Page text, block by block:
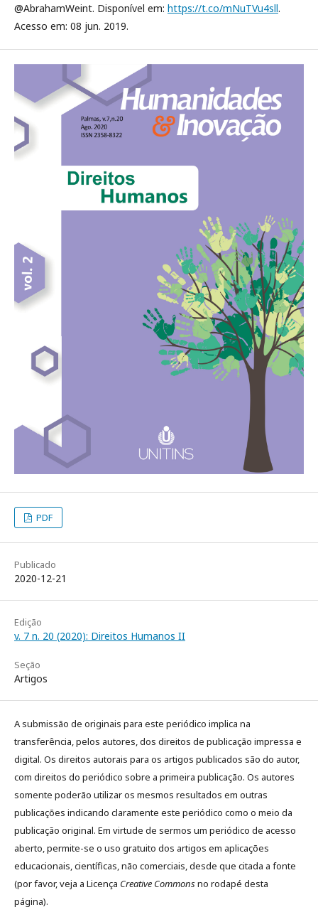
@AbrahamWeint. Disponível em: https://t.co/mNuTVu4sll.
Acesso em: 08 jun. 2019.
PDF
Publicado
2020-12-21
Edição
v. 7 n. 20 (2020): Direitos Humanos II
Seção
Artigos
A submissão de originais para este periódico implica na
transferência, pelos autores, dos direitos de publicação impressa e
digital. Os direitos autorais para os artigos publicados são do autor,
com direitos do periódico sobre a primeira publicação. Os autores
somente poderão utilizar os mesmos resultados em outras
publicações indicando claramente este periódico como o meio da
publicação original. Em virtude de sermos um periódico de acesso
aberto, permite-se o uso gratuito dos artigos em aplicações
educacionais, científicas, não comerciais, desde que citada a fonte
(por favor, veja a Licença Creative Commonsno rodapé desta
página).